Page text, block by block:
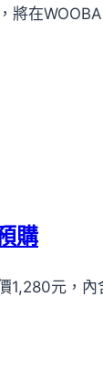
將在
購
1,280元，